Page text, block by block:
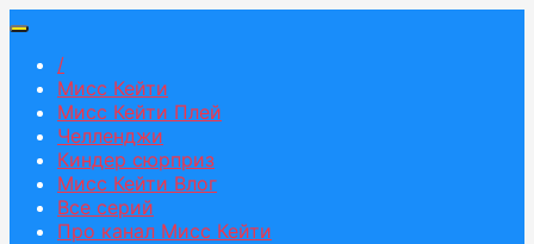
/
Мисс Кейти
Мисс Кейти Плей
Челленджи
Киндер сюрприз
Мисс Кейти Влог
Все серий
Про канал Мисс Кейти